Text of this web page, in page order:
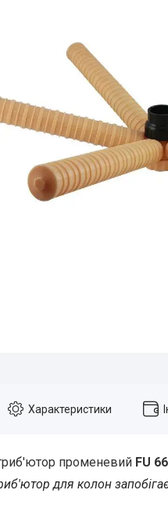
Характеристики
променевий FU
для колон